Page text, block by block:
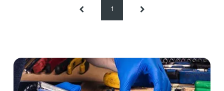
1